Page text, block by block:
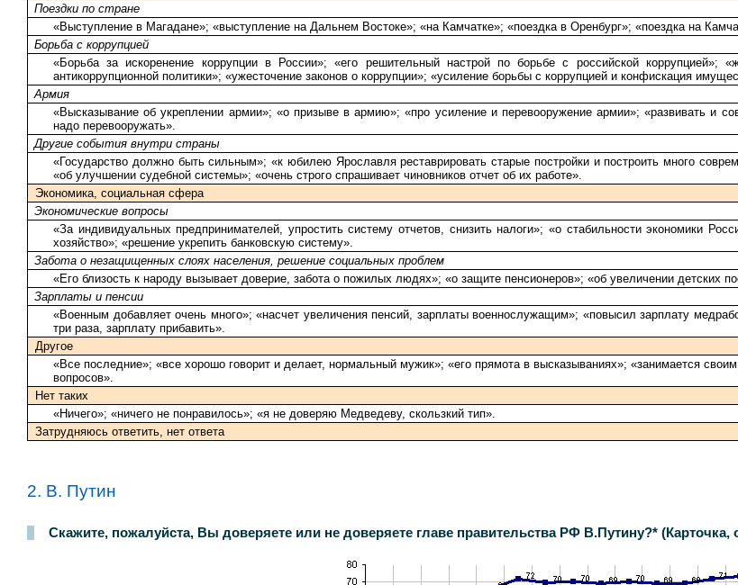
Поездки по стране
«Выступление в Магадане»; «выступление на Дальнем Востоке»; «на Камчатке»; «поездка в Оренбург»; «поездка на
Борьба с коррупцией
«Борьба за искоренение коррупции в России»; «его решительный настрой по борьбе с российской коррупцией»;
антикоррупционной политики»; «ужесточение законов о коррупции»; «усиление борьбы с коррупцией и конфискация
Армия
«Высказывание об укреплении армии»; «о призыве в армию»; «про усиление и перевооружение армии»; «развивать и
надо перевооружать».
Другие события внутри страны
«Государство должно быть сильным»; «к юбилею Ярославля реставрировать старые постройки и построить много
«об улучшении судебной системы»; «очень строго спрашивает чиновников отчет об их работе».
Экономика, социальная сфера
Экономические вопросы
«За индивидуальных предпринимателей, упростить систему отчетов, снизить налоги»; «о стабильности экономики
хозяйство»; «решение укрепить банковскую систему».
Забота о незащищенных слоях населения, решение социальных проблем
«Его близость к народу вызывает доверие, забота о пожилых людях»; «о защите пенсионеров»; «об увеличении детских
Зарплаты и пенсии
«Военным добавляет очень много»; «насчет увеличения пенсий, зарплаты военнослужащим»; «повысил зарплату
три раза, зарплату прибавить».
Другое
«Все последние»; «все хорошо говорит и делает, нормальный мужик»; «его прямота в высказываниях»; «занимается
вопросов».
Нет таких
«Ничего»; «ничего не понравилось»; «я не доверяю Медведеву, скользкий тип».
Затрудняюсь ответить, нет ответа
2. В. Путин
Скажите, пожалуйста, Вы доверяете или не доверяете главе правительства РФ В.Путину?* (Карточка,